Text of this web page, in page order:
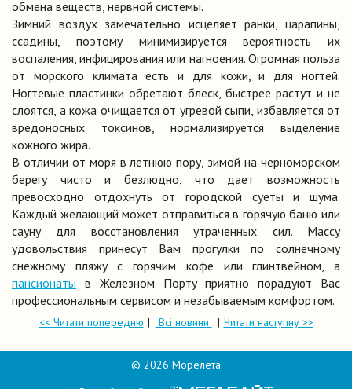
обмена веществ, нервной системы.
Зимний воздух замечательно исцеляет ранки, царапины,
ссадины, поэтому минимизируется вероятность их
воспаления, инфицирования или нагноения. Огромная польза
от морского климата есть и для кожи, и для ногтей.
Ногтевые пластинки обретают блеск, быстрее растут и не
слоятся, а кожа очищается от угревой сыпи, избавляется от
вредоносных токсинов, нормализируется выделение
кожного жира.
В отличии от моря в летнюю пору, зимой на черноморском
берегу чисто и безлюдно, что дает возможность
превосходно отдохнуть от городской суеты и шума.
Каждый желающий может отправиться в горячую баню или
сауну для восстановления утраченных сил. Массу
удовольствия принесут Вам прогулки по солнечному
снежному пляжу с горячим кофе или глинтвейном, а
пансионаты в Железном Порту приятно порадуют Вас
профессиональным сервисом и незабываемым комфортом.
<< Читати попередню Всі новини Читати наступну >>
© 2026 Морелета